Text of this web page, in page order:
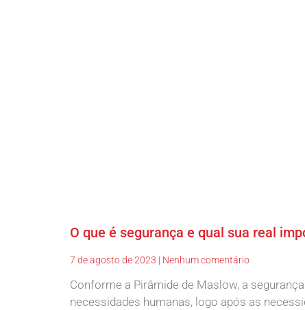
O que é segurança e qual sua real
7 de agosto de 2023 Nenhum comentário
Conforme a Pirâmide de Maslow, a
necessidades humanas, logo após as